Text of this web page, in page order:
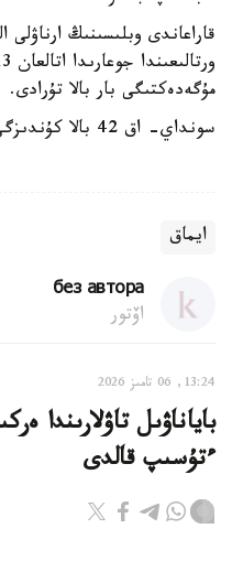
قاراعاندى وبلىسىنىڭ ارناۋلى
مۇگەدەكتىگى بار بالا تۇرادى.
سونداي- اق 42 بالا كۇندىزگى قىزمەتتەردى الادى.
ايماق
без автора
اۆتور
13:24, 06 تامىز 2026
باياناۋىل تاۋلارىندا
ءتۇسىپ قالدى